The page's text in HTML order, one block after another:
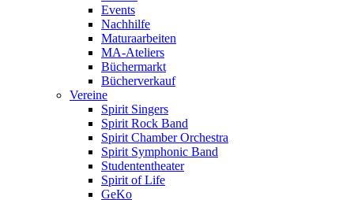
Events
Nachhilfe
Maturaarbeiten
MA-Ateliers
Büchermarkt
Bücherverkauf
Vereine
Spirit Singers
Spirit Rock Band
Spirit Chamber Orchestra
Spirit Symphonic Band
Studententheater
Spirit of Life
GeKo